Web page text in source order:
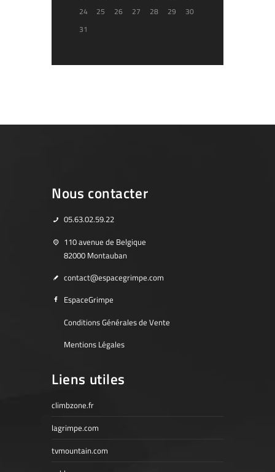
24
25 26 27 28 29
30
31
Nous contacter
05.63.02.59.22
110 avenue de Belgique
82000 Montauban
contact@espacegrimpe.com
EspaceGrimpe
Conditions Générales de Vente
Mentions Légales
Liens utiles
climbzone.fr
lagrimpe.com
tvmountain.com